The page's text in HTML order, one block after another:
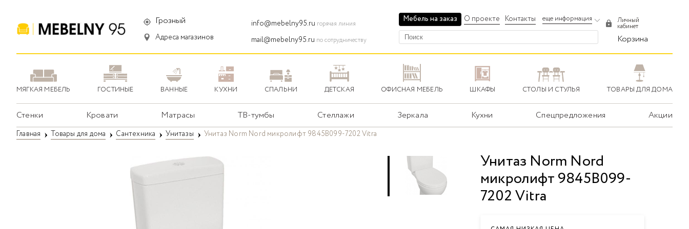
Грозный
Адреса магазинов
info@mebelny95.ru горячая линия
mail@mebelny95.ru по сотрудничеству
Мебель на заказ О проекте Контакты еще информация Личный
кабинет
Корзина
МЯГКАЯ МЕБЕЛЬ ГОСТИНЫЕ ВАННЫЕ КУХНИ СПАЛЬНИ ДЕТСКАЯ ОФИСНАЯ МЕБЕЛЬ ШКАФЫ СТОЛЫ И СТУЛЬЯ ТОВАРЫ ДЛЯ ДОМА
Стенки Кровати Матрасы ТВ-тумбы Стеллажи Зеркала Кухни Спецпредложения Акции
Главная Товары для дома Сантехника Унитазы Унитаз Norm Nord микролифт 9845B099-7202 Vitra
Унитаз Norm Nord
микролифт 9845B099-
7202 Vitra